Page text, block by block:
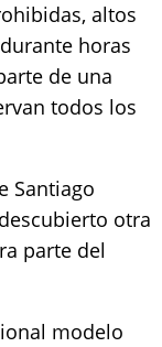
altos
horas
de una
todos los
Santiago
otra
parte del
modelo